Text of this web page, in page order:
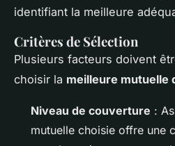
identifiant la meilleure
Critères de Sélection
Plusieurs facteurs doivent
choisir la meilleure mutuelle
Niveau de couverture :
mutuelle choisie offre une